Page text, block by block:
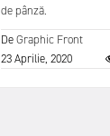
de pânză.
DeGraphic Front
23 Aprilie, 2020